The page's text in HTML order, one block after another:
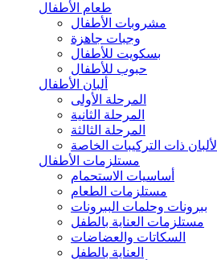
طعام الأطفال
مشروبات الأطفال
وجبات جاهزة
بسكويت للأطفال
حبوب للأطفال
ألبان الأطفال
المرحلة الأولى
المرحلة الثانية
المرحلة الثالثة
الألبان ذات التركيبات الخاصة
مستلزمات الأطفال
أساسيات الاستحمام
مستلزمات الطعام
ببرونات وحلمات الببرونات
مستلزمات العناية بالطفل
السكاتات والعضاضات
العناية بالطفل